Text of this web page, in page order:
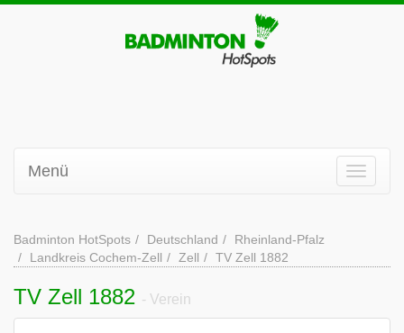
Menü
Badminton HotSpots Deutschland
Rheinland-Pfalz
Landkreis Cochem-Zell
Zell TV Zell 1882
TV Zell 1882 - Verein